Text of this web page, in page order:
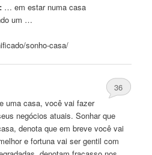
… em estar numacasa
um …
sonho-casa/
36
umacasa, você vai fazer
negócios atuais. Sonhar que
, denota que em breve você vai
e fortuna vai ser gentil com